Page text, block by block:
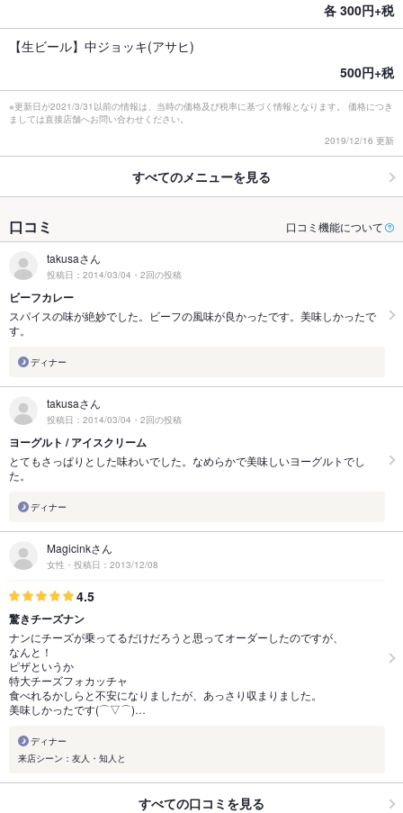
各 300円+税
【生ビール】中ジョッキ(アサヒ)
500円+税
※更新日が2021/3/31以前の情報は、当時の価格及び税率に基づく情報となります。 価格につき
ましては直接店舗へお問い合わせください。
2019/12/16 更新
すべてのメニューを見る
口コミ 口コミ機能について
takusaさん
投稿日：2014/03/04・2回の投稿
ビーフカレー
スパイスの味が絶妙でした。ビーフの風味が良かったです。美味しかったで
す。
ディナー
takusaさん
投稿日：2014/03/04・2回の投稿
ヨーグルト / アイスクリーム
とてもさっぱりとした味わいでした。なめらかで美味しいヨーグルトでし
た。
ディナー
Magicinkさん
女性・投稿日：2013/12/08
4.5
驚きチーズナン
ナンにチーズが乗ってるだけだろうと思ってオーダーしたのですが、
なんと！
ピザというか
特大チーズフォカッチャ
食べれるかしらと不安になりましたが、あっさり収まりました。
美味しかったです(⌒▽⌒)…
ディナー
来店シーン：友人・知人と
すべての口コミを見る